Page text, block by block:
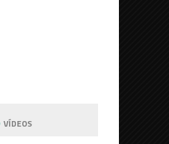
VÍDEOS